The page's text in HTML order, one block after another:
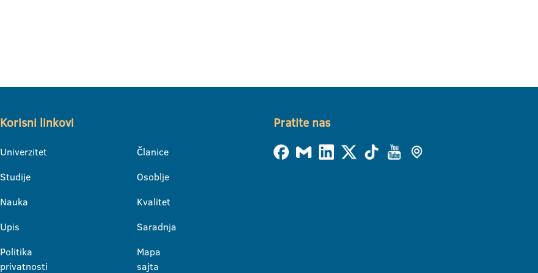
Korisni linkovi
Univerzitet
Studije
Nauka
Upis
Politika
privatnosti
Članice
Osoblje
Kvalitet
Saradnja
Mapa
sajta
Pratite nas